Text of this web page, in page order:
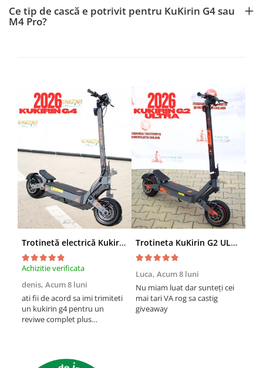
Ce tip de cască e potrivit pentru KuKirin G4 sau
M4 Pro?
Trotinetă electrică Kukirin G4 (2026) motor 2000 W, viteză maximă 70 km/h, baterie cu litiu 60 V 20 Ah, anvelope de 11 inchi
Achizitie verificata
denis, Acum 8 luni
ati fii de acord sa imi trimiteti
un kukirin g4 pentru un
reviwe complet plus
Trotineta KuKirin G2 ULTRA (2026), 2 Motoare, 48v 18ah, Viteza 55 km/h, 1.600w, NEGRU+PORTOCALIU
Luca, Acum 8 luni
Nu miam luat dar sunteți cei
mai tari VA rog sa castig
giveaway